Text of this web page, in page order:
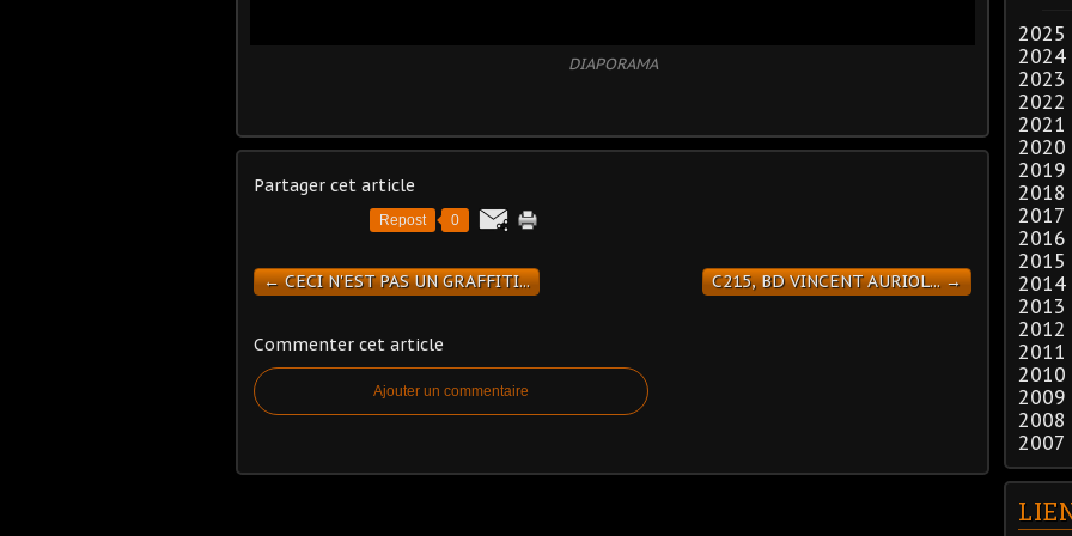
DIAPORAMA
Partager cet article
Repost 0
← CECI N'EST PAS UN GRAFFITI... C215, BD VINCENT AURIOL... →
Commenter cet article
Ajouter un commentaire
2025
2024
2023
2022
2021
2020
2019
2018
2017
2016
2015
2014
2013
2012
2011
2010
2009
2008
2007